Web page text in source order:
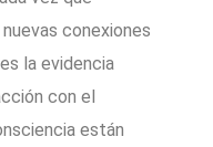
conexiones
la evidencia
con el
están